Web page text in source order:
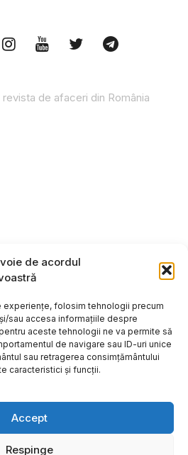
de acordul
experiențe, folosim tehnologii precum
sau accesa informațiile despre
aceste tehnologii ne va permite să
de navigare sau ID-uri unice
sau retragerea consimțământului
caracteristici și funcții.
Accept
Respinge
de afaceri din România